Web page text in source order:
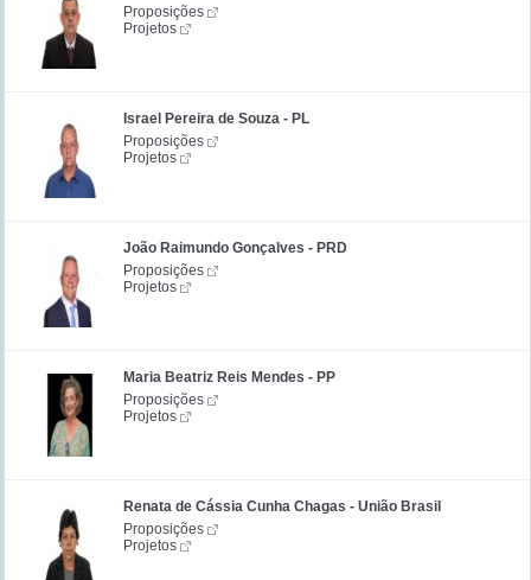
Proposições
Projetos
Israel Pereira de Souza - PL
Proposições
Projetos
João Raimundo Gonçalves - PRD
Proposições
Projetos
Maria Beatriz Reis Mendes - PP
Proposições
Projetos
Renata de Cássia Cunha Chagas - União Brasil
Proposições
Projetos